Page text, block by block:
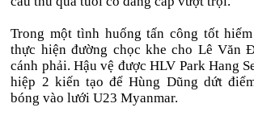
Trong một tình huống tấn công tốt
thực hiện đường chọc khe cho Lê Văn
cánh phải. Hậu vệ được HLV Park Hang
hiệp 2 kiến tạo để Hùng Dũng dứt
bóng vào lưới U23 Myanmar.